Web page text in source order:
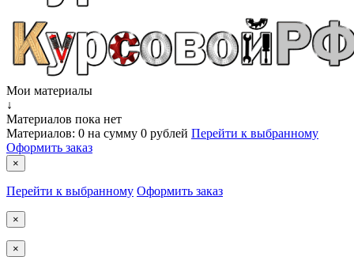
Мои материалы
↓
Материалов пока нет
Материалов: 0 на сумму 0 рублей Перейти к выбранному
Оформить заказ
×
Перейти к выбранному Оформить заказ
×
×